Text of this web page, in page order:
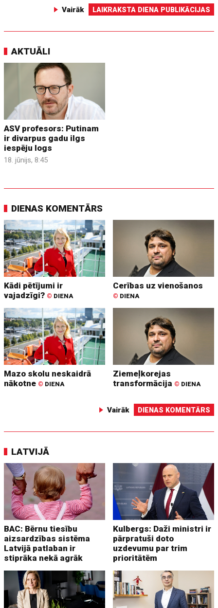
Vairāk LAIKRAKSTA DIENA PUBLIKĀCIJAS
AKTUĀLI
ASV profesors: Putinam
ir divarpus gadu ilgs
iespēju logs
18. jūnijs, 8:45
DIENAS KOMENTĀRS
Kādi pētījumi ir
vajadzīgi? © DIENA
Cerības uz vienošanos
© DIENA
Mazo skolu neskaidrā
nākotne © DIENA
Ziemeļkorejas
transformācija © DIENA
Vairāk DIENAS KOMENTĀRS
LATVIJĀ
BAC: Bērnu tiesību
aizsardzības sistēma
Latvijā patlaban ir
stiprāka nekā agrāk
Kulbergs: Daži ministri ir
pārpratuši doto
uzdevumu par trim
prioritātēm